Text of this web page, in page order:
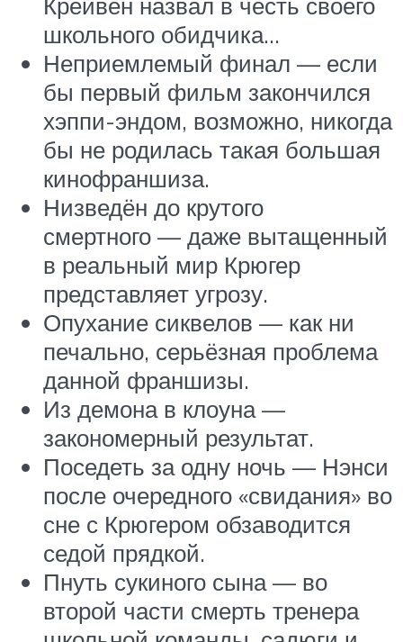
школьного обидчика…
Неприемлемый финал — если
бы первый фильм закончился
хэппи-эндом, возможно, никогда
бы не родилась такая большая
кинофраншиза.
Низведён до крутого
смертного — даже вытащенный
в реальный мир Крюгер
представляет угрозу.
Опухание сиквелов — как ни
печально, серьёзная проблема
данной франшизы.
Из демона в клоуна —
закономерный результат.
Поседеть за одну ночь — Нэнси
после очередного «свидания» во
сне с Крюгером обзаводится
седой прядкой.
Пнуть сукиного сына — во
второй части смерть тренера